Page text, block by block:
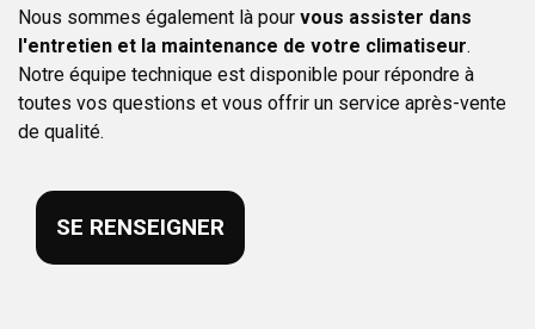
Nous sommes également là pour vous assister dans
l'entretien et la maintenance de votre climatiseur.
Notre équipe technique est disponible pour répondre à
toutes vos questions et vous offrir un service après-vente
de qualité.
SE RENSEIGNER